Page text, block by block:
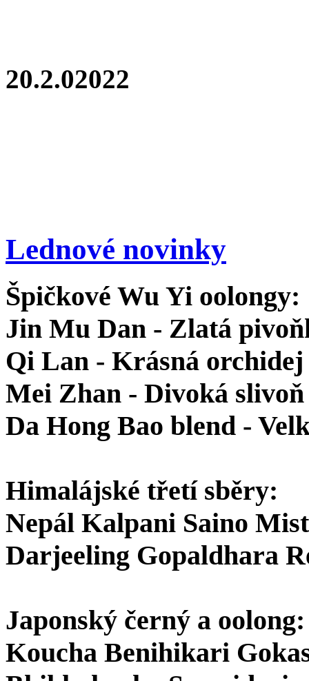
20.2.02022
Lednové novinky
Špičkové Wu Yi oolongy:
Jin Mu Dan - Zlatá
Qi Lan - Krásná orchidej
Mei Zhan - Divoká slivoň
Da Hong Bao blend -
Himalájské třetí sběry:
Nepál Kalpani Saino
Darjeeling Gopaldhara
Japonský černý a oolong:
Koucha Benihikari